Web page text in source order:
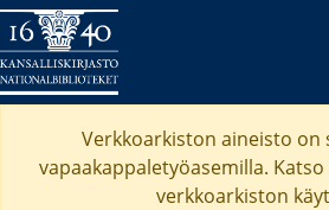
Verkkoarkiston aineisto on
vapaakappaletyöasemilla. Katso
verkkoarkiston